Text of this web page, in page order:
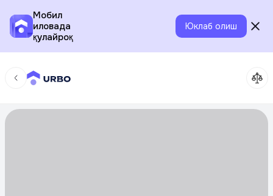
Мобил
иловада
қулайроқ
Юклаб олиш